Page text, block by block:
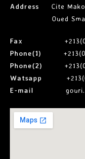
Address Cite
Oued Smar
Fax
+213(0)
Phone(1)
+213(0)
Phone(2)
+213(0)
Watsapp
+213(0)
E-mail